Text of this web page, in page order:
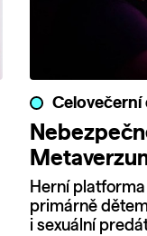
Herní
primárně
i sexuální